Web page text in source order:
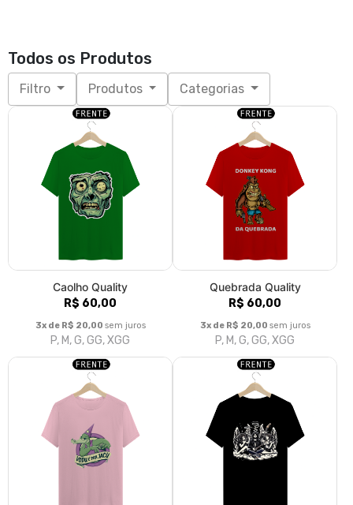
Todos os Produtos
Filtro Produtos Categorias
Caolho Quality
R$ 60,00
3x de R$ 20,00 sem juros
P, M, G, GG, XGG
Quebrada Quality
R$ 60,00
3x de R$ 20,00 sem juros
P, M, G, GG, XGG